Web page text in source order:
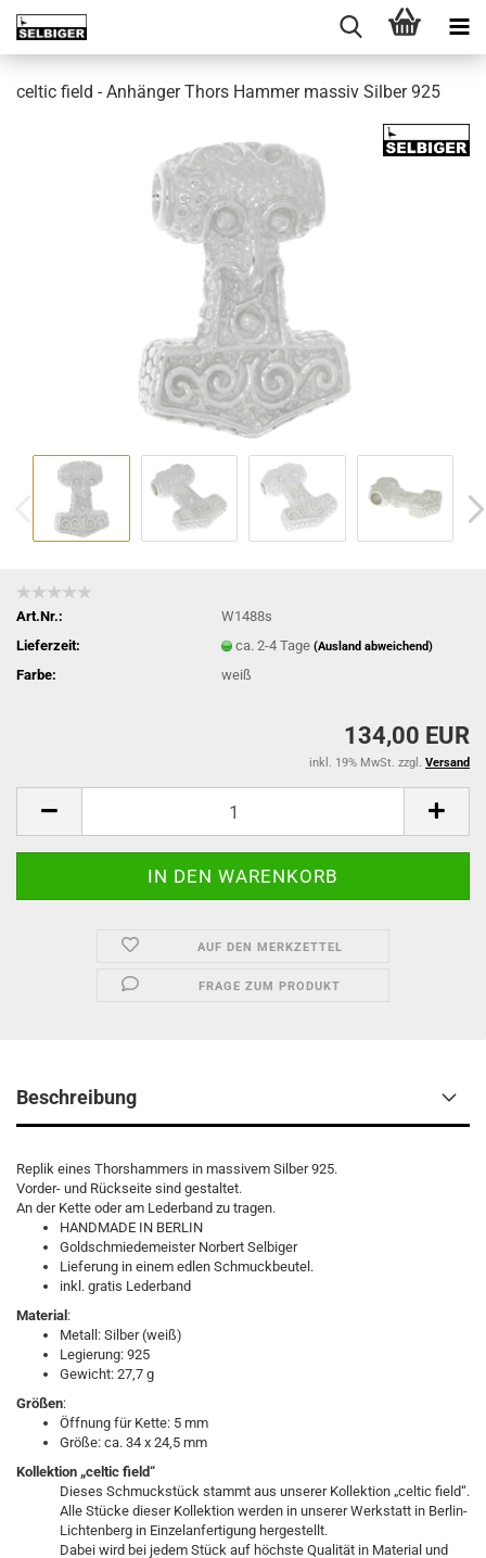
celtic field - Anhänger Thors Hammer massiv Silber 925
Art.Nr.:
W1488s
Lieferzeit:
ca. 2-4 Tage(Ausland abweichend)
Farbe: weiß
134,00 EUR
inkl. 19% MwSt. zzgl. Versand
AUF DEN MERKZETTEL
FRAGE ZUM PRODUKT
Beschreibung
Replik eines Thorshammers in massivem Silber 925.
Vorder- und Rückseite sind gestaltet.
An der Kette oder am Lederband zu tragen.
HANDMADE IN BERLIN
Goldschmiedemeister Norbert Selbiger
Lieferung in einem edlen Schmuckbeutel.
inkl. gratis Lederband
Material :
Metall: Silber (weiß)
Legierung: 925
Gewicht: 27,7 g
Größen:
Öffnung für Kette: 5 mm
Größe: ca. 34 x 24,5 mm
Kollektion „celtic field“
Dieses Schmuckstück stammt aus unserer Kollektion „celtic field“.
Alle Stücke dieser Kollektion werden in unserer Werkstatt in Berlin-
Lichtenberg in Einzelanfertigung hergestellt.
Dabei wird bei jedem Stück auf höchste Qualität in Material und